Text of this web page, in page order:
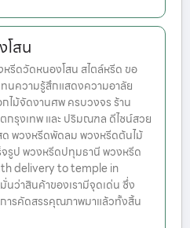
สน
รีดวัดหนองโสน สไตล์หรีด ขอ
นความรู้สึกแสดงความอาลัย
ไม้จัดงานศพ ครบวงจร ร้าน
กรุงเทพ และ ปริมณฑล ดีไซน์สวย
พวงหรีดพัดลม พวงหรีดต้นไม้
รูป พวงหรีดปทุมธานี พวงหรีด
delivery to temple in
นว่าสินค้าของเรามีจุดเด่น ซึ่ง
ารคัดสรรคุณภาพมาแล้วทั้งสิ้น